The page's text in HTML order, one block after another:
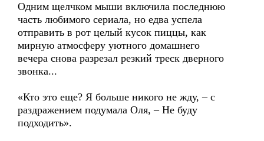
Одним щелчком мыши включила последнюю
часть любимого сериала, но едва успела
отправить в рот целый кусок пиццы, как
мирную атмосферу уютного домашнего
вечера снова разрезал резкий треск дверного
звонка...
«Кто это еще? Я больше никого не жду, – с
раздражением подумала Оля, – Не буду
подходить».